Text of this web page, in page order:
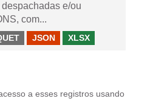
e/ou
com...
JSON XLSX
a esses registros usando